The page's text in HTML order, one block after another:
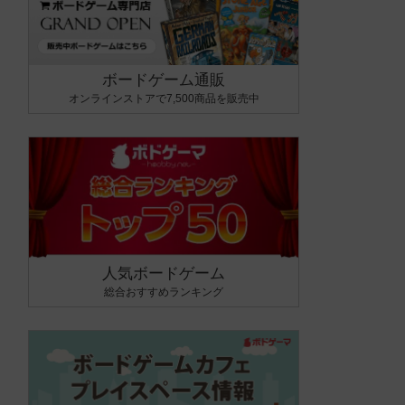
ボードゲーム通販
オンラインストアで7,500商品を販売中
人気ボードゲーム
総合おすすめランキング